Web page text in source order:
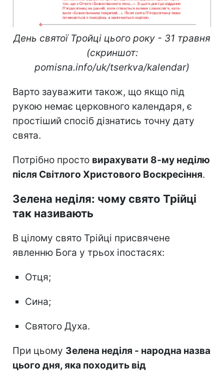
День святої Тройці цього року - 31 травня
(скриншот:
pomisna.info/uk/tserkva/kalendar)
Варто зауважити також, що якщо під
рукою немає церковного календаря, є
простіший спосіб дізнатись точну дату
свята.
Потрібно просто вирахувати 8-му неділю
після Світлого Христового Воскресіння.
Зелена неділя: чому свято Трійці
так називають
В цілому свято Трійці присвячене
явленню Бога у трьох іпостасях:
Отця;
Сина;
Святого Духа.
При цьому Зелена неділя - народна назва
цього дня, яка походить від